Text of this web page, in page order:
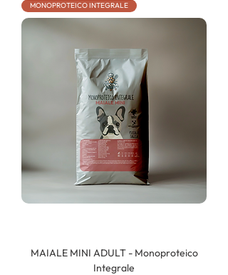
MONOPROTEICO INTEGRALE
MAIALE MINI ADULT - Monoproteico
Integrale